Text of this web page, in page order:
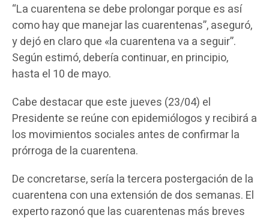
“La cuarentena se debe prolongar porque es así
como hay que manejar las cuarentenas”, aseguró,
y dejó en claro que «la cuarentena va a seguir”.
Según estimó, debería continuar, en principio,
hasta el 10 de mayo.
Cabe destacar que este jueves (23/04) el
Presidente se reúne con epidemiólogos y recibirá a
los movimientos sociales antes de confirmar la
prórroga de la cuarentena.
De concretarse, sería la tercera postergación de la
cuarentena con una extensión de dos semanas. El
experto razonó que las cuarentenas más breves